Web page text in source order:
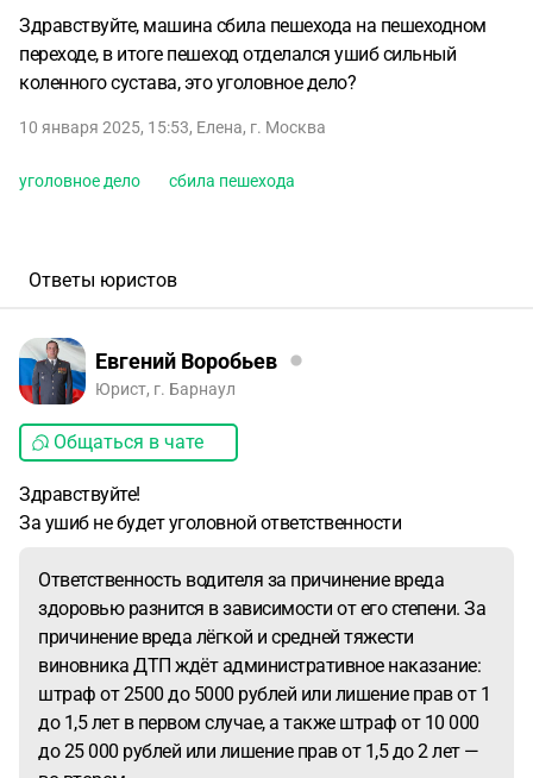
Здравствуйте, машина сбила пешехода на пешеходном
переходе, в итоге пешеход отделался ушиб сильный
коленного сустава, это уголовное дело?
10 января 2025, 15:53, Елена, г. Москва
уголовное дело сбила пешехода
Ответы юристов
Евгений Воробьев
Юрист, г. Барнаул
Общаться в чате
Здравствуйте!
За ушиб не будет уголовной ответственности
Ответственность водителя за причинение вреда
здоровью разнится в зависимости от его степени. За
причинение вреда лёгкой и средней тяжести
виновника ДТП ждёт административное наказание:
штраф от 2500 до 5000 рублей или лишение прав от 1
до 1,5 лет в первом случае, а также штраф от 10 000
до 25 000 рублей или лишение прав от 1,5 до 2 лет —